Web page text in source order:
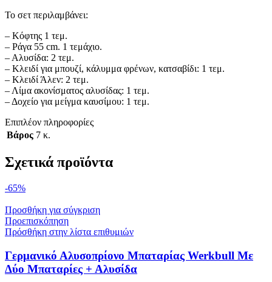
Το σετ περιλαμβάνει:
– Κόφτης 1 τεμ.
– Ράγα 55 cm. 1 τεμάχιο.
– Αλυσίδα: 2 τεμ.
– Κλειδί για μπουζί, κάλυμμα φρένων, κατσαβίδι: 1 τεμ.
– Κλειδί Άλεν: 2 τεμ.
– Λίμα ακονίσματος αλυσίδας: 1 τεμ.
– Δοχείο για μείγμα καυσίμου: 1 τεμ.
Επιπλέον πληροφορίες
Βάρος 7 κ.
Σχετικά προϊόντα
-65%
Προσθήκη για σύγκριση
Προεπισκόπηση
Πρόσθήκη στην λίστα επιθυμιών
Γερμανικό Αλυσοπρίονο Μπαταρίας Werkbull Με
Δύο Μπαταρίες + Αλυσίδα